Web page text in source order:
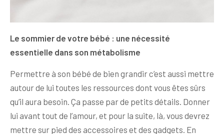
Le sommier de votre bébé : une nécessité
essentielle dans son métabolisme
Permettre à son bébé de bien grandir c’est aussi mettre
autour de lui toutes les ressources dont vous êtes sûrs
qu’il aura besoin. Ça passe par de petits détails. Donner
lui avant tout de l’amour, et pour la suite, là, vous devrez
mettre sur pied des accessoires et des gadgets. En